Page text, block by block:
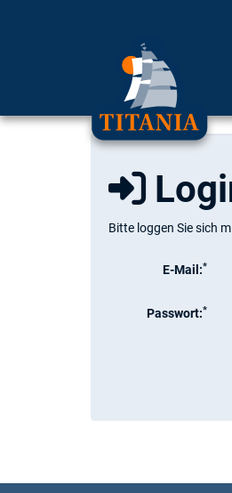
Bitte loggen Sie sich
E-Mail:*
Passwort:*